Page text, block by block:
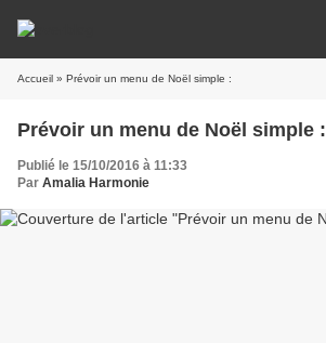
Accueil » Prévoir un menu de Noël simple :
Prévoir un menu de Noël simple :
Publié le 15/10/2016 à 11:33
Par Amalia Harmonie